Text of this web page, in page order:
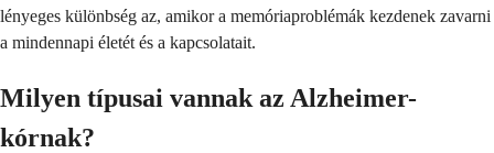
lényeges különbség az, amikor a memóriaproblémák kezdenek zavarni
a mindennapi életét és a kapcsolatait.
Milyen típusai vannak az Alzheimer-
kórnak?